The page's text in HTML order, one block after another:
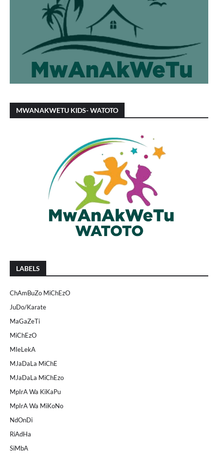
MWANAKWETU KIDS- WATOTO
LABELS
ChAmBuZo MiChEzO
JuDo/Karate
MaGaZeTi
MiChEzO
MIeLekA
MJaDaLa MiChE
MJaDaLa MiChEzo
MpIrA Wa KiKaPu
MpIrA Wa MiKoNo
NdOnDi
RiAdHa
SiMbA